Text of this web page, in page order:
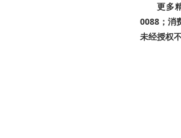
更多
0088；消
未经授权